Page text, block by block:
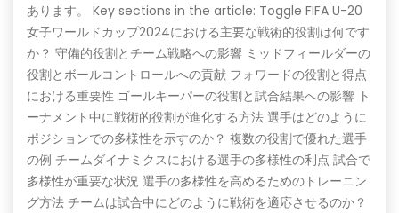
あります。 Key sections in the article: Toggle FIFA U-20
女子ワールドカップ2024における主要な戦術的役割は何です
か？ 守備的役割とチーム戦略への影響 ミッドフィールダーの
役割とボールコントロールへの貢献 フォワードの役割と得点
における重要性 ゴールキーパーの役割と試合結果への影響 ト
ーナメント中に戦術的役割が進化する方法 選手はどのように
ポジションでの多様性を示すのか？ 複数の役割で優れた選手
の例 チームダイナミクスにおける選手の多様性の利点 試合で
多様性が重要な状況 選手の多様性を高めるためのトレーニン
グ方法 チームは試合中にどのように戦術を適応させるのか？